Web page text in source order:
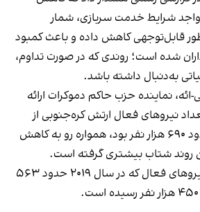
شرایط خدمت سربازی، شمار
قابل‌توجهی کاهش داده و باعث کمبود
شده است؛ روندی که در صورت تداوم،
به‌دنبال داشته باشد.
نماینده حزب حاکم دموکرات ارائه
نیروهای فعال ارتش کره‌جنوبی از
اوایل دهه ۲۰۰۰ که حدود ۶۹۰ هزار نفر بود، همواره رو به کاهش
بر اساس آمار، شمار نیروهای فعال که در سال ۲۰۱۹ حدود ۵۶۳